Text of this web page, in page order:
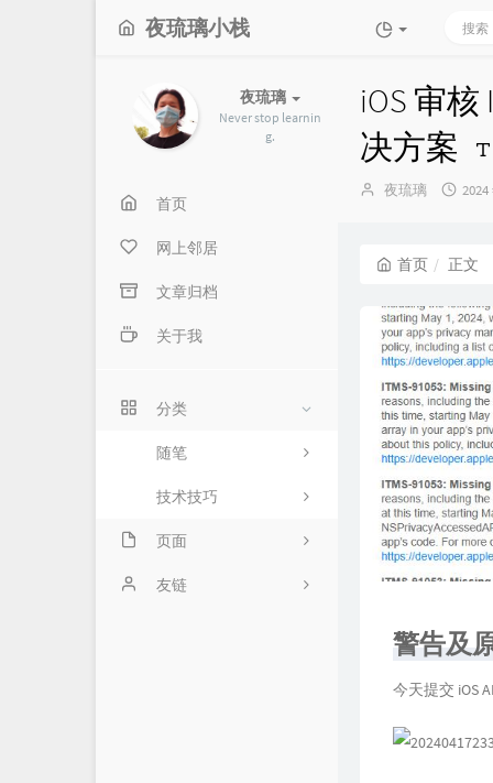
夜琉璃小栈
夜琉璃
Never stop learnin
g.
首页
网上邻居
文章归档
关于我
分类
随笔
技术技巧
页面
关于我
友链
iOS 审核
决方案
博
夜琉璃
发
首页 正文
警告及
今天提交 iOS